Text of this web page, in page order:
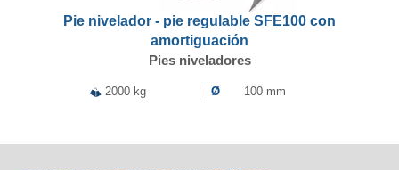
Pie nivelador - pie regulable SFE100 con
amortiguación
Pies niveladores
2000 kg Ø 100 mm